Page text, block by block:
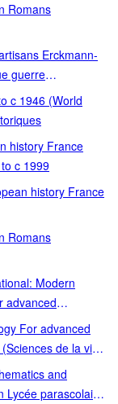
Romans
Erckmann-
guerre
épopée
c 1946 (World
history France
c 1999
history France
Romans
Modern
advanced
techFor advanced
de la vie
and
Lycée parascolaire